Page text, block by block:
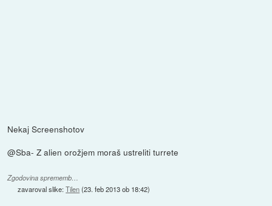
Nekaj Screenshotov
@Sba- Z alien orožjem moraš ustreliti turrete
Zgodovina sprememb…
zavaroval slike:Tilen(23. feb 2013 ob 18:42)